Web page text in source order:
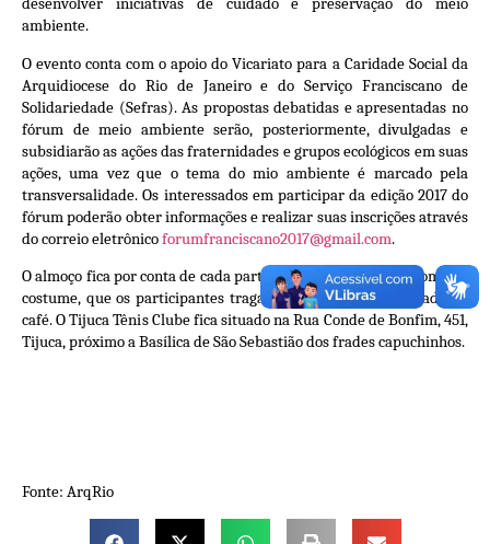
ambiente.
O evento conta com o apoio do Vicariato para a Caridade Social da
Arquidiocese do Rio de Janeiro e do Serviço Franciscano de
Solidariedade (Sefras). As propostas debatidas e apresentadas no
fórum de meio ambiente serão, posteriormente, divulgadas e
subsidiarão as ações das fraternidades e grupos ecológicos em suas
ações, uma vez que o tema do mio ambiente é marcado pela
transversalidade. Os interessados em participar da edição 2017 do
fórum poderão obter informações e realizar suas inscrições através
do correio eletrônicoforumfranciscano2017@gmail.com.
O almoço fica por conta de cada participante, mas pede-se, como de
costume, que os participantes tragam algo para ser partilhado no
café. O Tijuca Tênis Clube fica situado na Rua Conde de Bonfim, 451,
Tijuca, próximo a Basílica de São Sebastião dos frades capuchinhos.
Fonte: ArqRio